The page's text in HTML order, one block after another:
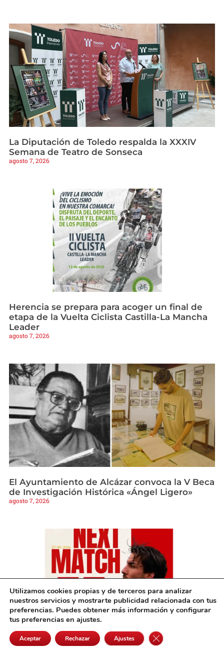
La Diputación de Toledo respalda la XXXIV
Semana de Teatro de Sonseca
agosto 7, 2026
Herencia se prepara para acoger un final de
etapa de la Vuelta Ciclista Castilla-La Mancha
Leader
agosto 7, 2026
El Ayuntamiento de Alcázar convoca la V Beca
de Investigación Histórica «Ángel Ligero»
agosto 7, 2026
El Emers Sporting de Alcázar afronta este
Utilizamos cookies propias y de terceros para analizar
nuestros servicios y mostrarte publicidad relacionada con tus
preferencias. Puedes obtener más información y configurar
tus preferencias en ajustes.
Aceptar Rechazar Ajustes Cerrar el banner de